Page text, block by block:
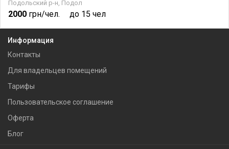
Подольский р-н, Подол
2000 грн/чел. до 15 чел
Информация
Контакты
Для владельцев помещений
Тарифы
Пользовательское соглашение
Оферта
Блог